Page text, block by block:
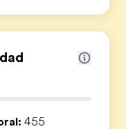
455